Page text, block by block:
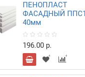
ПЕНОПЛАСТ
ФАСАДНЫЙ
40мм
196.00 р.